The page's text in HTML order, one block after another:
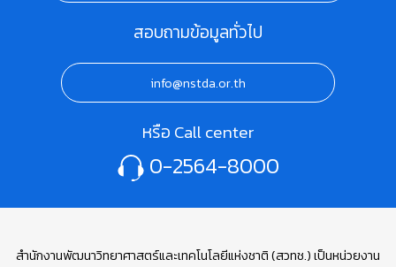
สอบถามข้อมูลทั่วไป
info@nstda.or.th
หรือ Call center
0-2564-8000
สำนักงานพัฒนาวิทยาศาสตร์และเทคโนโลยีแห่งชาติ (สวทช.) เป็นหน่วยงาน